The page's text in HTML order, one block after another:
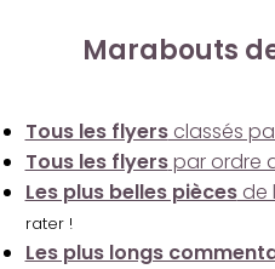
Marabouts
Tous les flyersclassés
Tous les flyerspar ordre
Les plus belles piècesde
rater !
Les plus longs